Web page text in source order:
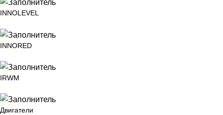
INNOLEVEL
INNORED
IRWM
Двигатели